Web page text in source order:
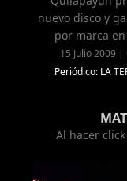
nuevo disco y
por marca en
15 Julio 2009 |
Periódico: LA
Al hacer